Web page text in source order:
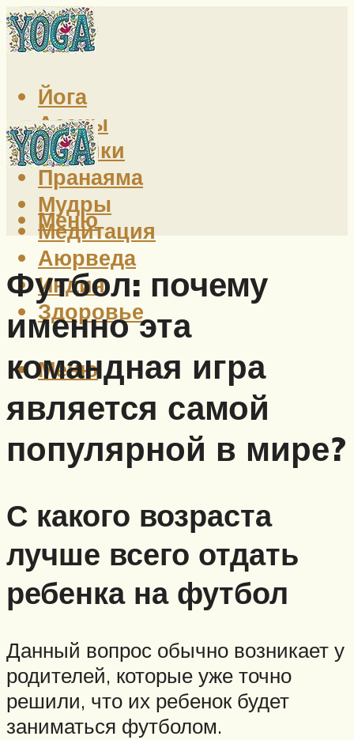
Йога
Асаны
Техники
Пранаяма
Мудры
Медитация
Аюрведа
Индия
Здоровье
Меню
Меню
Футбол: почему
именно эта
командная игра
является самой
популярной в мире?
С какого возраста
лучше всего отдать
ребенка на футбол
Данный вопрос обычно возникает у
родителей, которые уже точно
решили, что их ребенок будет
заниматься футболом.